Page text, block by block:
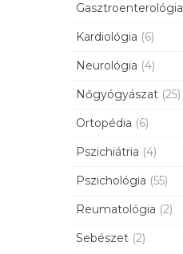
Gasztroenterológia
Kardiológia (6)
Neurológia (4)
Nőgyógyászat (25)
Ortopédia (6)
Pszichiátria (4)
Pszichológia (55)
Reumatológia (2)
Sebészet (2)